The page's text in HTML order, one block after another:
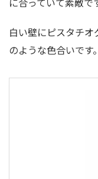
白い壁にピスタチ
のような色合いです。